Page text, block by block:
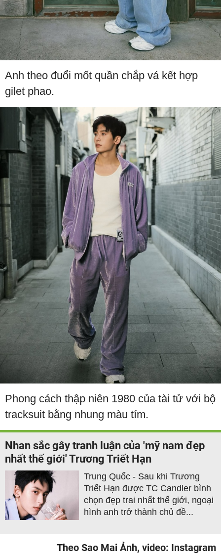
Anh theo đuổi mốt quần chắp vá kết hợp
gilet phao.
Phong cách thập niên 1980 của tài tử với bộ
tracksuit bằng nhung màu tím.
Nhan sắc gây tranh luận của 'mỹ nam đẹp
nhất thế giới' Trương Triết Hạn
Trung Quốc - Sau khi Trương
Triết Hạn được TC Candler bình
chọn đẹp trai nhất thế giới, ngoại
hình anh trở thành chủ đề...
Theo Sao Mai Ảnh, video: Instagram